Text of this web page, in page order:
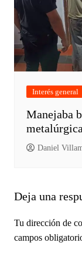
Interés general
Manejaba
Daniel
Deja una
Tu dirección de
campos